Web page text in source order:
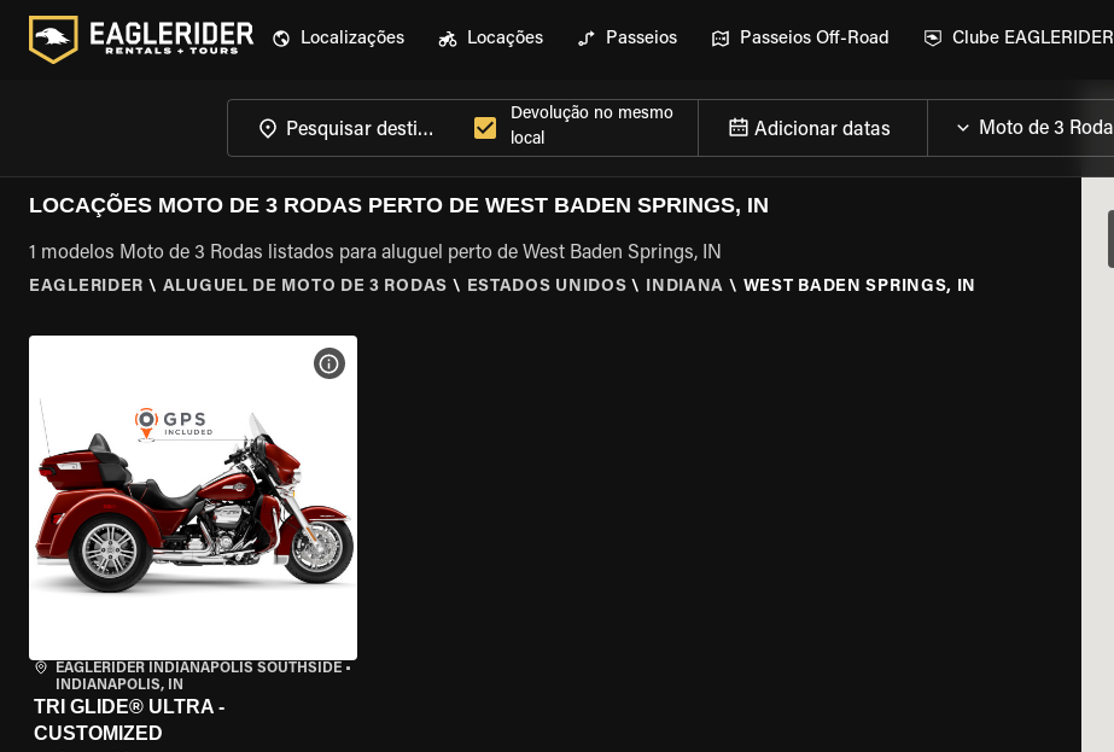
Localizações Locações Passeios Passeios Off-Road Clube EAGLERIDER
Devolução no mesmo
local
Adicionar datas
LOCAÇÕES MOTO DE 3 RODAS PERTO DE WEST BADEN SPRINGS, IN
1 modelos Moto de 3 Rodas listados para aluguel perto de West Baden Springs, IN
EAGLERIDER \ ALUGUEL DE MOTO DE 3 RODAS \ ESTADOS UNIDOS \ INDIANA \ WEST BADEN SPRINGS, IN
EAGLERIDER INDIANAPOLIS SOUTHSIDE •
INDIANAPOLIS, IN
TRI GLIDE® ULTRA -
CUSTOMIZED
VER ESPECIFICAÇÕES DA MOTO